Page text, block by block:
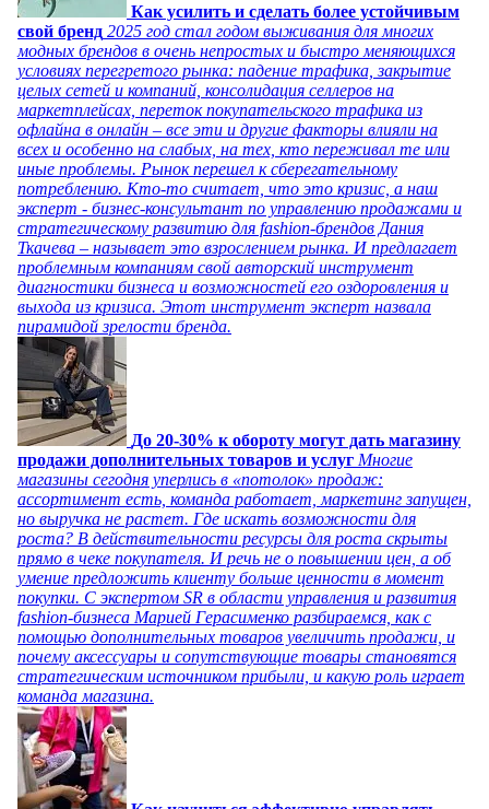
Как усилить и сделать более устойчивым
свой бренд 2025 год стал годом выживания для многих
модных брендов в очень непростых и быстро меняющихся
условиях перегретого рынка: падение трафика, закрытие
целых сетей и компаний, консолидация селлеров на
маркетплейсах, переток покупательского трафика из
офлайна в онлайн – все эти и другие факторы влияли на
всех и особенно на слабых, на тех, кто переживал те или
иные проблемы. Рынок перешел к сберегательному
потреблению. Кто-то считает, что это кризис, а наш
эксперт - бизнес-консультант по управлению продажами и
стратегическому развитию для fashion-брендов Дания
Ткачева – называет это взрослением рынка. И предлагает
проблемным компаниям свой авторский инструмент
диагностики бизнеса и возможностей его оздоровления и
выхода из кризиса. Этот инструмент эксперт назвала
пирамидой зрелости бренда.
До 20-30% к обороту могут дать магазину
продажи дополнительных товаров и услуг Многие
магазины сегодня уперлись в «потолок» продаж:
ассортимент есть, команда работает, маркетинг запущен,
но выручка не растет. Где искать возможности для
роста? В действительности ресурсы для роста скрыты
прямо в чеке покупателя. И речь не о повышении цен, а об
умение предложить клиенту больше ценности в момент
покупки. С экспертом SR в области управления и развития
fashion-бизнеса Марией Герасименко разбираемся, как с
помощью дополнительных товаров увеличить продажи, и
почему аксессуары и сопутствующие товары становятся
стратегическим источником прибыли, и какую роль играет
команда магазина.